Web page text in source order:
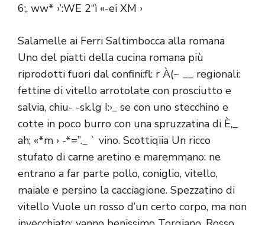
6;, ww* ›’:WE 2“ì «-ei XM ›
Salamelle ai Ferri Saltimbocca alla romana
Uno del piatti della cucina romana più
riprodotti fuori dal confini:fl: r À(~ __ regionali:
fettine di vitello arrotolate con prosciutto e
salvia, chiu- -sk.lg I:›_ se con uno stecchino e
cotte in poco burro con una spruzzatina di È,_
ah; «*m › -*=”._ ` vino. Scottiqiia Un ricco
stufato di carne aretino e maremmano: ne
entrano a far parte pollo, coniglio, vitello,
maiale e persino la cacciagione. Spezzatino di
vitello Vuole un rosso d’un certo corpo, ma non